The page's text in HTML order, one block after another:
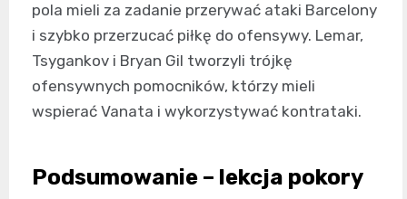
pola mieli za zadanie przerywać ataki Barcelony
i szybko przerzucać piłkę do ofensywy. Lemar,
Tsygankov i Bryan Gil tworzyli trójkę
ofensywnych pomocników, którzy mieli
wspierać Vanata i wykorzystywać kontrataki.
Podsumowanie – lekcja pokory